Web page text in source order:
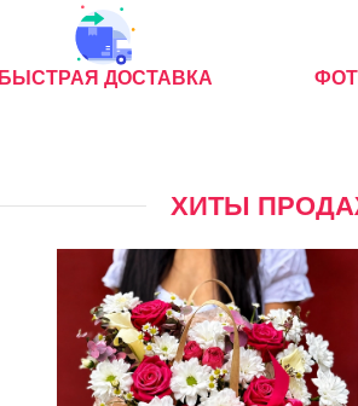
БЫСТРАЯ ДОСТАВКА
ХИТЫ